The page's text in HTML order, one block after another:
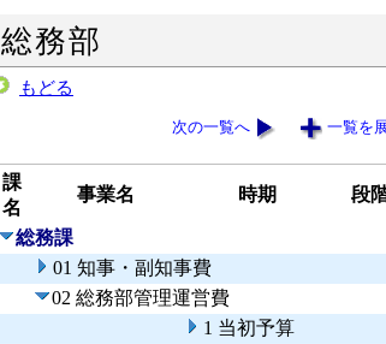
総務部
もどる
次の一覧へ 一覧を
課
名
事業名 時期 段
総務課
01 知事・副知事費
02 総務部管理運営費
1 当初予算